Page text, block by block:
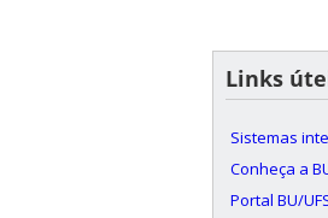
Links
Sistemas
Conheça a
Portal BU/